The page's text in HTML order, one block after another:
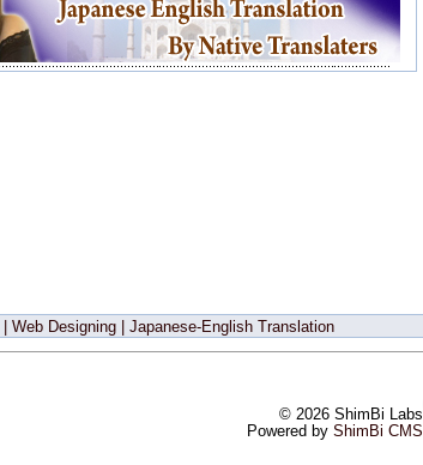
Web Designing Japanese-English Translation
© 2026 ShimBi Labs
Powered by ShimBi CMS